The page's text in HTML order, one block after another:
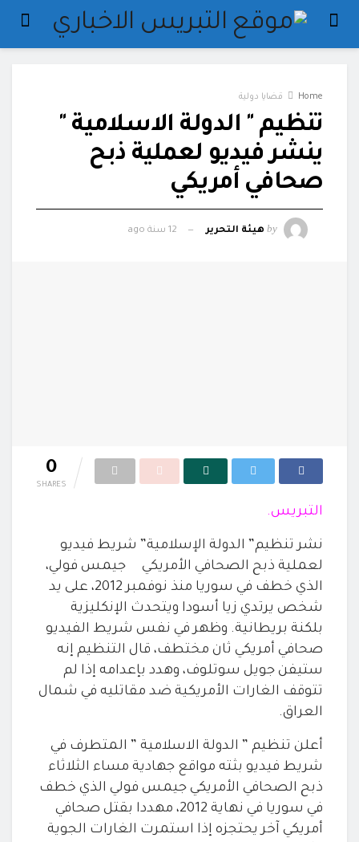
Home قضايا دولية
تنظيم " الدولة الاسلامية "
ينشر فيديو لعملية ذبح
صحافي أمريكي
by هيئة التحرير 12 سنة ago
0
SHARES
التبريس.
نشر تنظيم” الدولة الإسلامية” شريط فيديو
لعملية ذبح الصحافي الأمريكي
جيمس فولي،
الذي خطف في سوريا منذ نوفمبر 2012، على يد
شخص يرتدي زيا أسودا ويتحدث الإنكليزية
بلكنة بريطانية. وظهر في نفس شريط الفيديو
صحافي أمريكي ثان مختطف، قال التنظيم إنه
ستيفن جويل سوتلوف، وهدد بإعدامه إذا لم
تتوقف الغارات الأمريكية ضد مقاتليه في شمال
العراق.
أعلن تنظيم ” الدولة الاسلامية ” المتطرف في
شريط فيديو بثته مواقع جهادية مساء الثلاثاء
ذبح الصحافي الأمريكي جيمس فولي الذي خطف
في سوريا في نهاية 2012، مهددا بقتل صحافي
أمريكي آخر يحتجزه إذا استمرت الغارات الجوية